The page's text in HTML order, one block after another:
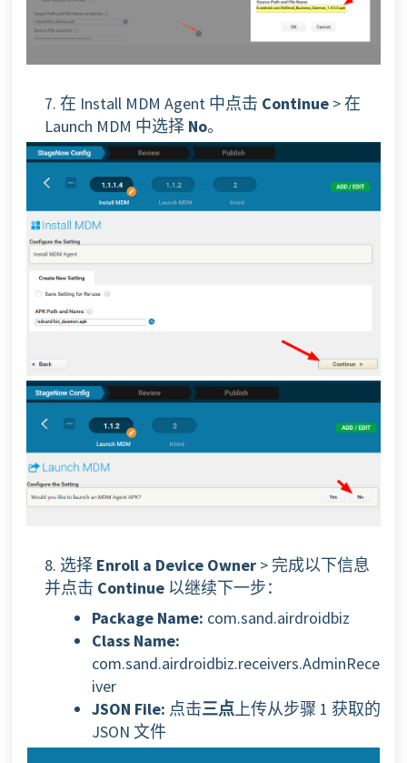
7. 在 Install MDM Agent 中点击 Continue > 在
Launch MDM 中选择 No。
8. 选择 Enroll a Device Owner > 完成以下信息
并点击 Continue 以继续下一步：
Package Name: com.sand.airdroidbiz
Class Name:
com.sand.airdroidbiz.receivers.AdminRece
iver
JSON File: 点击三点上传从步骤 1 获取的
JSON 文件